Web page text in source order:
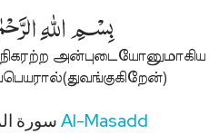
அன்புடையோனுமாகிய
سورةAl-Masadd